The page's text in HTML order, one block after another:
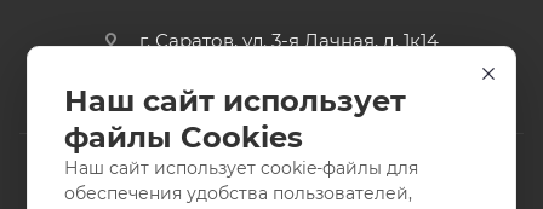
г. Саратов, ул. 3-я Дачная, д. 1к14
Наш сайт использует
файлы Cookies
Наш сайт использует cookie-файлы для
обеспечения удобства пользователей,